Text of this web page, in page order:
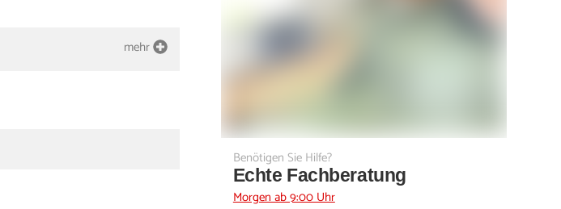
mehr
Benötigen Sie Hilfe?
Echte Fachberatung
Morgen ab 9:00 Uhr